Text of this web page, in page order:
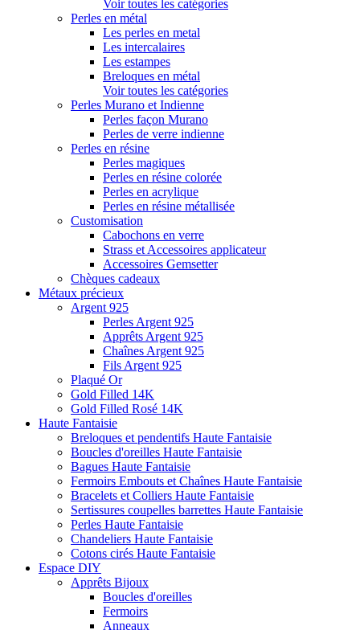
Voir toutes les catégories
Perles en métal
Les perles en metal
Les intercalaires
Les estampes
Breloques en métal
Voir toutes les catégories
Perles Murano et Indienne
Perles façon Murano
Perles de verre indienne
Perles en résine
Perles magiques
Perles en résine colorée
Perles en acrylique
Perles en résine métallisée
Customisation
Cabochons en verre
Strass et Accessoires applicateur
Accessoires Gemsetter
Chèques cadeaux
Métaux précieux
Argent 925
Perles Argent 925
Apprêts Argent 925
Chaînes Argent 925
Fils Argent 925
Plaqué Or
Gold Filled 14K
Gold Filled Rosé 14K
Haute Fantaisie
Breloques et pendentifs Haute Fantaisie
Boucles d'oreilles Haute Fantaisie
Bagues Haute Fantaisie
Fermoirs Embouts et Chaînes Haute Fantaisie
Bracelets et Colliers Haute Fantaisie
Sertissures coupelles barrettes Haute Fantaisie
Perles Haute Fantaisie
Chandeliers Haute Fantaisie
Cotons cirés Haute Fantaisie
Espace DIY
Apprêts Bijoux
Boucles d'oreilles
Fermoirs
Anneaux